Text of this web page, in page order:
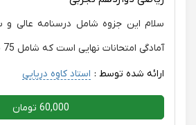
سلام این جزوه شامل درسنامه عالی و
آمادگی امتحانات نهایی است که شامل 75 صفحه می باشد
ارائه شده توسط : استاد کاوه دریایی
60,000 تومان